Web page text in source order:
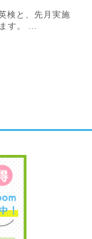
検と、先月実施
す。 ...